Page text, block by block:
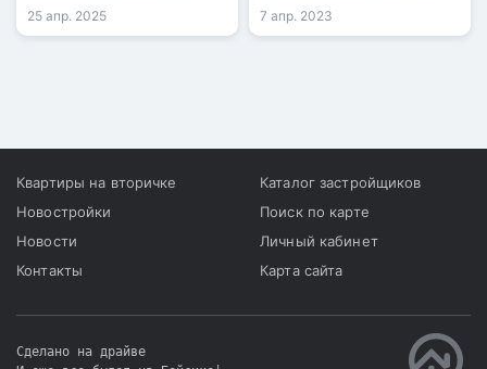
Казахстане будет
передано «Отбасы
25 апр. 2025
20-25”, до 2029 года в
Казахстане. Тем не
в год, что составляет 25
млрд тенге
ежеквартально.
7 апр. 2023
Квартиры на вторичке
Новостройки
Новости
Контакты
Каталог застройщиков
Поиск по карте
Личный кабинет
Карта сайта
Сделано на драйве